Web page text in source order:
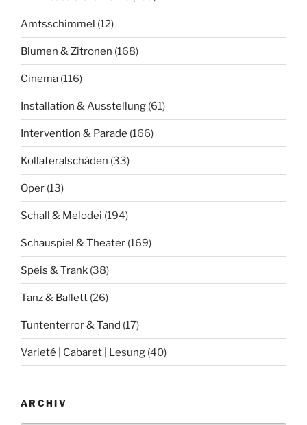
Amtsschimmel (12)
Blumen & Zitronen (168)
Cinema (116)
Installation & Ausstellung (61)
Intervention & Parade (166)
Kollateralschäden (33)
Oper (13)
Schall & Melodei (194)
Schauspiel & Theater (169)
Speis & Trank (38)
Tanz & Ballett (26)
Tuntenterror & Tand (17)
Varieté | Cabaret | Lesung (40)
ARCHIV